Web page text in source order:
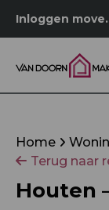
Inloggen
Home
Terug naar
Houten